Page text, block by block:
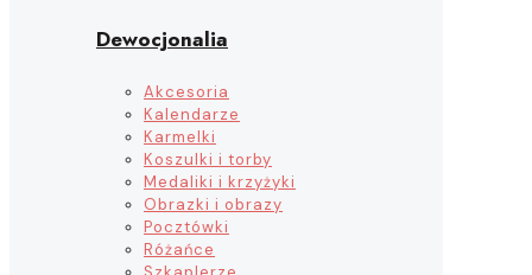
Dewocjonalia
Akcesoria
Kalendarze
Karmelki
Koszulki i torby
Medaliki i krzyżyki
Obrazki i obrazy
Pocztówki
Różańce